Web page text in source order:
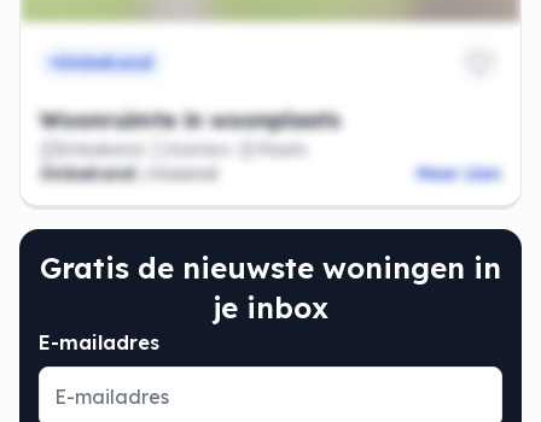
Onbekend
Woonruimte in woonplaats
Onbekend Kamers
Plaats
Onbekend
/maand Meer zien
Gratis de nieuwste woningen in
je inbox
E-mailadres